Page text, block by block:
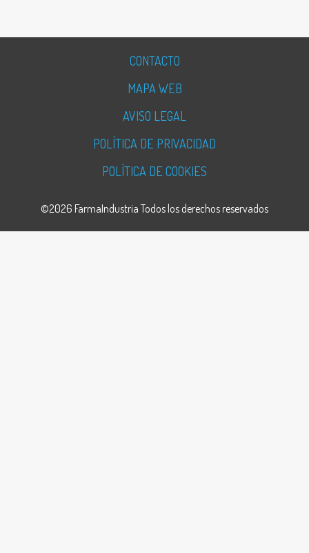
CONTACTO
MAPA WEB
AVISO LEGAL
POLÍTICA DE PRIVACIDAD
POLÍTICA DE COOKIES
©2026 FarmaIndustria Todos los derechos reservados